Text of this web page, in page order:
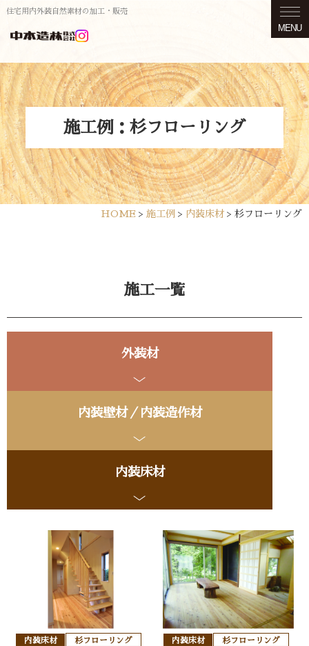
住宅用内外装自然素材の加工・販売
MENU
施工例：杉フローリング
HOME > 施工例 > 内装床材 > 杉フローリング
施工一覧
外装材
内装壁材／内装造作材
内装床材
内装床材
杉フローリング
内装床材
杉フローリング